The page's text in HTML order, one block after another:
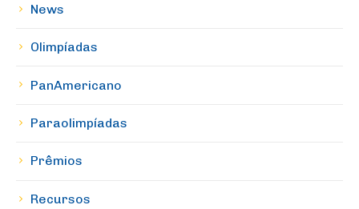
News
Olimpíadas
PanAmericano
Paraolimpíadas
Prêmios
Recursos